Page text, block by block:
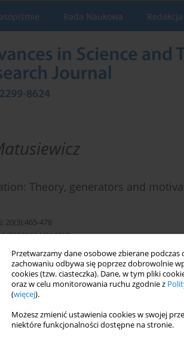
Przetwarzamy dane osobowe zbierane
zachowaniu odbywa się poprzez dobrowolnie
cookies (tzw. ciasteczka). Dane, w tym pliki
oraz w celu monitorowania ruchu zgodnie z
(więcej).
Możesz zmienić ustawienia cookies w swojej
niektóre funkcjonalności dostępne na stronie.
Rada Naukowa
Theory, generators and
20(3):465-478
22998624/214712
Artykuł(PDF)